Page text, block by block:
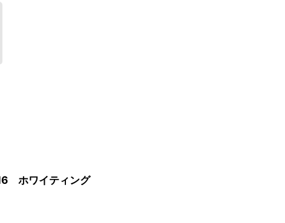
ホワイティング